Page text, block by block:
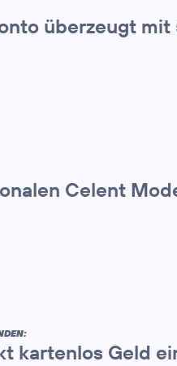
überzeugt
Celent
kartenlos Geld